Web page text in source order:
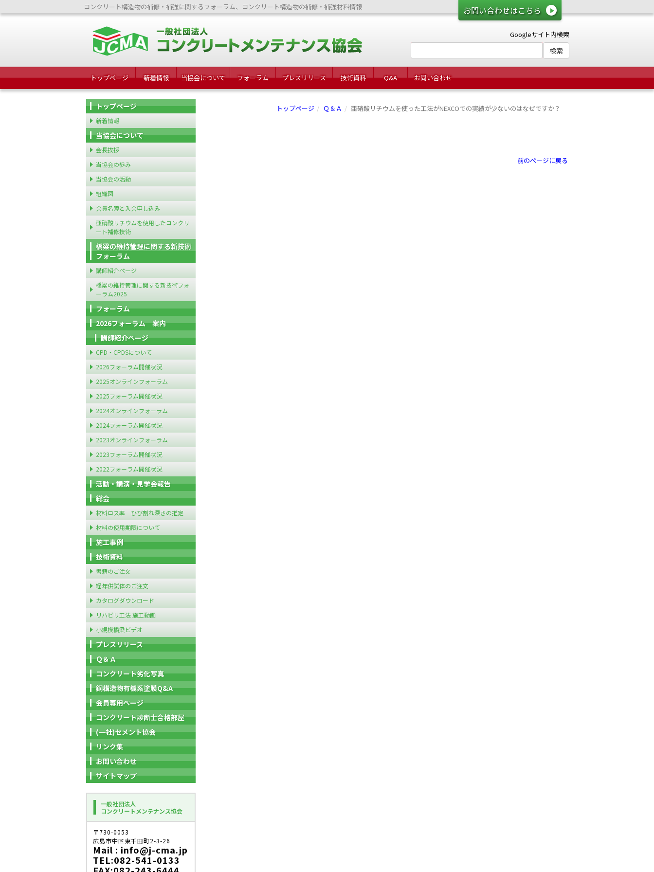
お問い合わせはこちら
コンクリート構造物の補修・補強に関するフォーラム、コンクリート構造物の補修・補強材料情報
Googleサイト内検索
トップページ 新着情報 当協会について フォーラム プレスリリース 技術資料 Q&A お問い合わせ
トップページ Ｑ＆Ａ 亜硝酸リチウムを使った工法がNEXCOでの実績が少ないのはなぜですか？
前のページに戻る
トップページ
新着情報
当協会について
会長挨拶
当協会の歩み
当協会の活動
組織図
会員名簿と入会申し込み
亜硝酸リチウムを使用したコンクリ
ート補修技術
橋梁の維持管理に関する新技術
フォーラム
講師紹介ページ
橋梁の維持管理に関する新技術フォ
ーラム2025
フォーラム
2026フォーラム 案内
講師紹介ページ
CPD・CPDSについて
2026フォーラム開催状況
2025オンラインフォーラム
2025フォーラム開催状況
2024オンラインフォーラム
2024フォーラム開催状況
2023オンラインフォーラム
2023フォーラム開催状況
2022フォーラム開催状況
活動・講演・見学会報告
総会
材料ロス率 ひび割れ深さの推定
材料の使用期限について
施工事例
技術資料
書籍のご注文
経年供試体のご注文
カタログダウンロード
リハビリ工法 施工動画
小規模橋梁ビデオ
プレスリリース
Ｑ＆Ａ
コンクリート劣化写真
鋼構造物有機系塗膜Q&A
会員専用ページ
コンクリート診断士合格部屋
(一社)セメント協会
リンク集
お問い合わせ
サイトマップ
一般社団法人
コンクリートメンテナンス協会
〒730-0053
広島市中区東千田町2-3-26
Mail : info@j-cma.jp
TEL:082-541-0133